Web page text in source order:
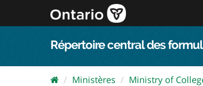
au
Répertoire central des
Ministères Ministry of